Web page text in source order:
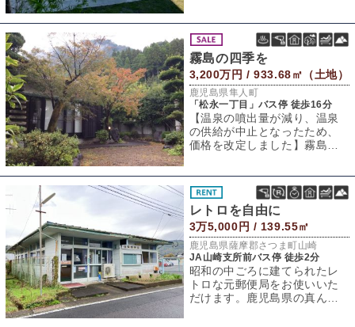
霧島の四季を
3,200万円 / 933.68㎡（土地）
鹿児島県隼人町
「松永一丁目」バス停 徒歩16分
【温泉の噴出量が減り、温泉
の供給が中止となったため、
価格を改定しました】霧島市
レトロを自由に
3万5,000円 / 139.55㎡
鹿児島県薩摩郡さつま町山崎
JA山崎支所前バス停 徒歩2分
昭和の中ごろに建てられたレ
トロな元郵便局をお使いいた
だけます。鹿児島県の真ん中